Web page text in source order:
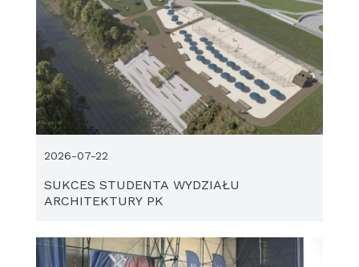
SUKCES STUDENTA WYDZIAŁU
ARCHITEKTURY PK
2026-07-22